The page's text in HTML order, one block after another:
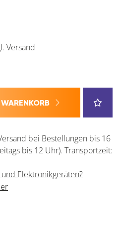
Versand
bei Bestellungen bis 16
bis 12 Uhr). Transportzeit:
Elektronikgeräten?